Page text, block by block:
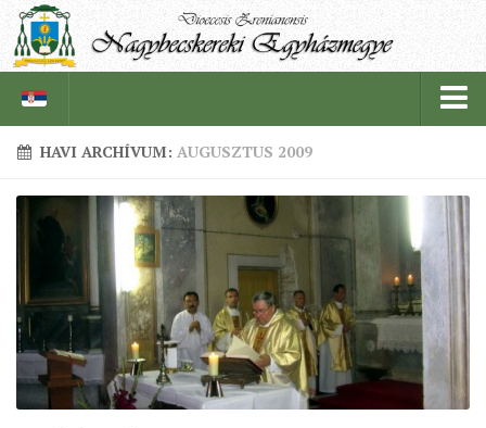
PÜSPÖK
TÖRTÉNELEM
EGYHÁZI INTÉZMÉNYEINK
EGYHÁZMEGYEI LEVÉLTÁR
LELKIPÁSZTOROK
SZERZETESRENDEK
HAVI ARCHÍVUM: AUGUSZTUS 2009